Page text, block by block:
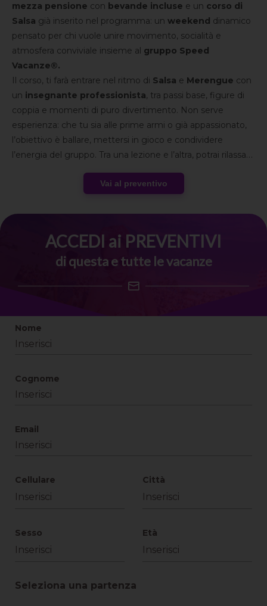
mezza pensione con bevande incluse e un corso di
Salsa già inserito nel programma: un weekend dinamico
pensato per chi vuole unire movimento, socialità e
atmosfera conviviale insieme al gruppo Speed
Vacanze®.
Il corso, ti farà entrare nel ritmo di Salsa e Merengue con
un insegnante professionista, tra passi base, figure di
coppia e momenti di puro divertimento. Non serve
esperienza: che tu sia alle prime armi o già appassionato,
l’obiettivo è ballare, mettersi in gioco e condividere
l’energia del gruppo. Tra una lezione e l’altra, potrai rilassarti
serali in hotel e arricchire il weekend con escursioni
Un’esperienzache combina musica, natura e spirito di
Vai al preventivo
ACCEDI ai PREVENTIVI
di questa e tutte le vacanze
Nome
Cognome
Email
Cellulare Città
Sesso Età
Seleziona una partenza